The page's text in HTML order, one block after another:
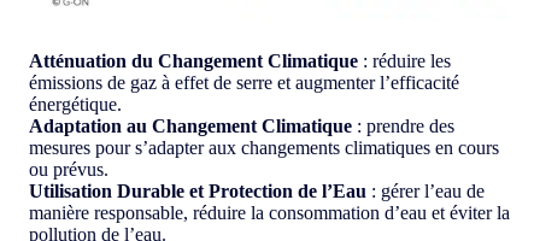
Atténuation du Changement Climatique : réduire les
émissions de gaz à effet de serre et augmenter l’efficacité
énergétique.
Adaptation au Changement Climatique : prendre des
mesures pour s’adapter aux changements climatiques en cours
ou prévus.
Utilisation Durable et Protection de l’Eau : gérer l’eau de
manière responsable, réduire la consommation d’eau et éviter la
pollution de l’eau.